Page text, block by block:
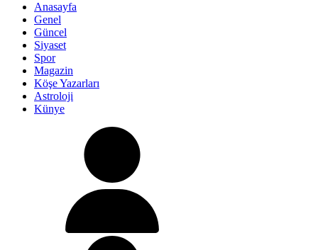
Anasayfa
Genel
Güncel
Siyaset
Spor
Magazin
Köşe Yazarları
Astroloji
Künye